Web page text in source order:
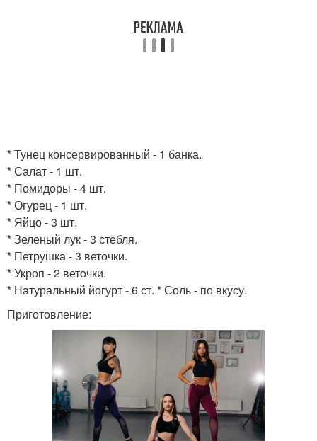
* Тунец консервированный - 1 банка.
* Салат - 1 шт.
* Помидоры - 4 шт.
* Огурец - 1 шт.
* Яйцо - 3 шт.
* Зеленый лук - 3 стебля.
* Петрушка - 3 веточки.
* Укроп - 2 веточки.
* Натуральный йогурт - 6 ст. * Соль - по вкусу.
Приготовление: